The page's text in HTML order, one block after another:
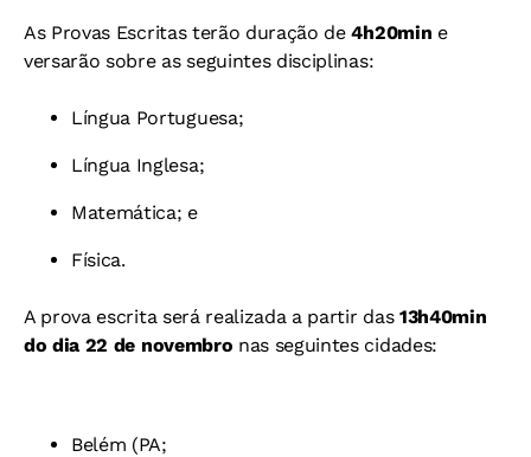
As Provas Escritas terão duração de4h20min e
versarão sobre as seguintes disciplinas:
Língua Portuguesa;
Língua Inglesa;
Matemática; e
Física.
A prova escrita será realizada a partir das 13h40min
do dia 22 de novembro nas seguintes cidades:
Belém (PA;